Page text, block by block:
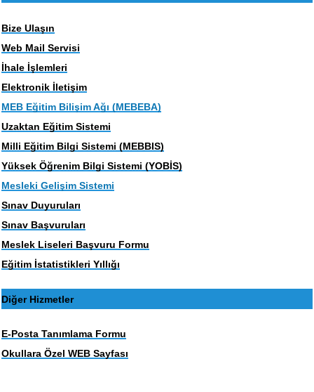
Bize Ulaşın
Web Mail Servisi
İhale İşlemleri
Elektronik İletişim
MEB Eğitim Bilişim Ağı (MEBEBA)
Uzaktan Eğitim Sistemi
Milli Eğitim Bilgi Sistemi (MEBBIS)
Yüksek Öğrenim Bilgi Sistemi (YOBİS)
Mesleki Gelişim Sistemi
Sınav Duyuruları
Sınav Başvuruları
Meslek Liseleri Başvuru Formu
Eğitim İstatistikleri Yıllığı
Diğer Hizmetler
E-Posta Tanımlama Formu
Okullara Özel WEB Sayfası